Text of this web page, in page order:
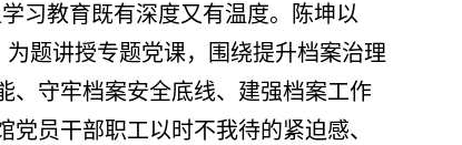
习教育既有深度又有温度。陈坤以
为题讲授专题党课，围绕提升档案治理
、守牢档案安全底线、建强档案工作
员干部职工以时不我待的紧迫感、